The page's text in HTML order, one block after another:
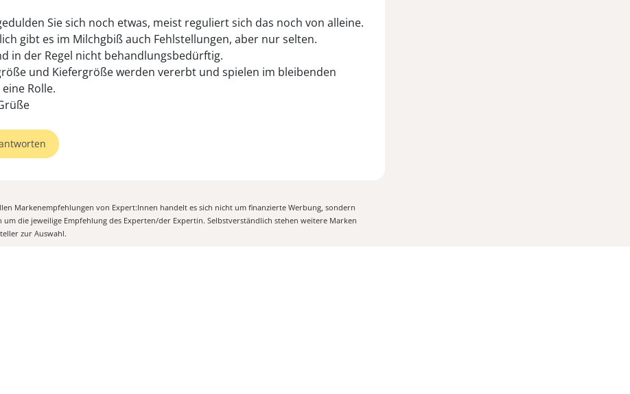
Sie sich noch etwas, meist reguliert sich das noch von alleine.
gibt es im Milchgbiß auch Fehlstellungen, aber nur selten.
in der Regel nicht behandlungsbedürftig.
und Kiefergröße werden vererbt und spielen im bleibenden
Rolle.
Markenempfehlungen von Expert:Innen handelt es sich nicht um finanzierte Werbung, sondern
um die jeweilige Empfehlung des Experten/der Expertin. Selbstverständlich stehen weitere Marken
zur Auswahl.